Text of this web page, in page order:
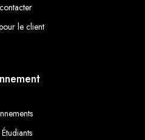
le client